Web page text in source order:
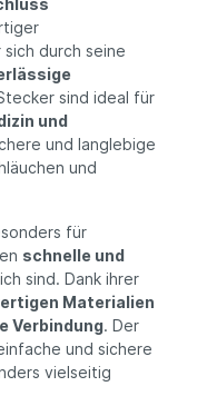
sich durch seine
sind ideal für
und
und langlebige
und
für
schnelle und
sind. Dank ihrer
Materialien
Verbindung. Der
und sichere
vielseitig